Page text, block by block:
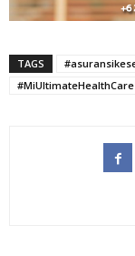
TAGS
#MiUltimateHealthCare